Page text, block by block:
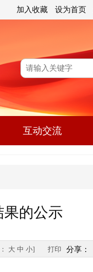
设为首页
加入收藏
互动交流
果的公示
分享：
大 中 小] 打印